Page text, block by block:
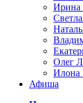
Ирина
Олег
Илона
Афиша